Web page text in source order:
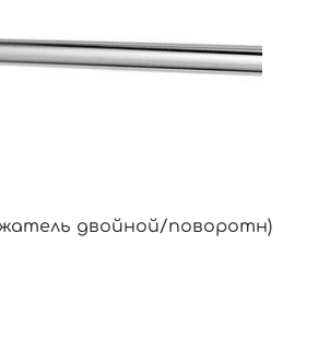
двойной/поворотн)